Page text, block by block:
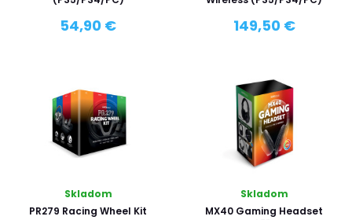
54,90 € 149,50 €
Skladom
PR279 Racing Wheel Kit
Skladom
MX40 Gaming Headset